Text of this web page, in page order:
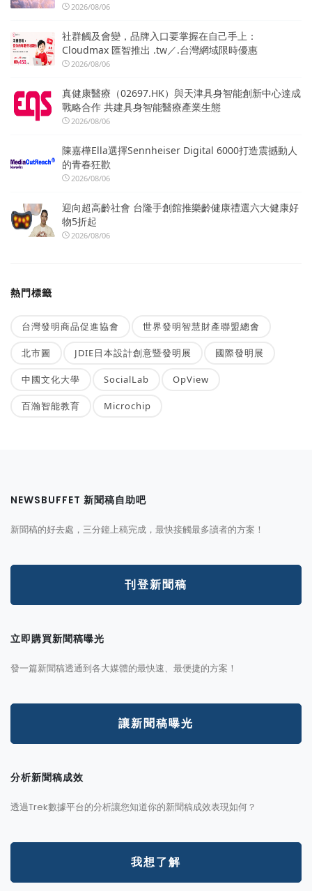
2026/08/06
社群觸及會變，品牌入口要掌握在自己手上：
Cloudmax 匯智推出 .tw／.台灣網域限時優惠
2026/08/06
真健康醫療（02697.HK）與天津具身智能創新中心達成
戰略合作 共建具身智能醫療產業生態
2026/08/06
陳嘉樺Ella選擇Sennheiser Digital 6000打造震撼動人
的青春狂歡
2026/08/06
迎向超高齡社會 台隆手創館推樂齡健康禮選六大健康好
物5折起
2026/08/06
熱門標籤
台灣發明商品促進協會 世界發明智慧財產聯盟總會
北市圖 JDIE日本設計創意暨發明展 國際發明展
中國文化大學 SocialLab OpView
百瀚智能教育 Microchip
NEWSBUFFET 新聞稿自助吧
新聞稿的好去處，三分鐘上稿完成，最快接觸最多讀者的方案！
刊登新聞稿
立即購買新聞稿曝光
發一篇新聞稿透通到各大媒體的最快速、最便捷的方案！
讓新聞稿曝光
分析新聞稿成效
透過Trek數據平台的分析讓您知道你的新聞稿成效表現如何？
我想了解